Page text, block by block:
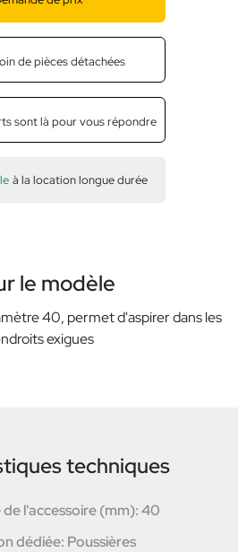
de pièces détachées
sont là pour vous répondre
à la location longue durée
le modèle
40, permet d'aspirer dans les
exigues
techniques
l'accessoire (mm): 40
dédiée: Poussières